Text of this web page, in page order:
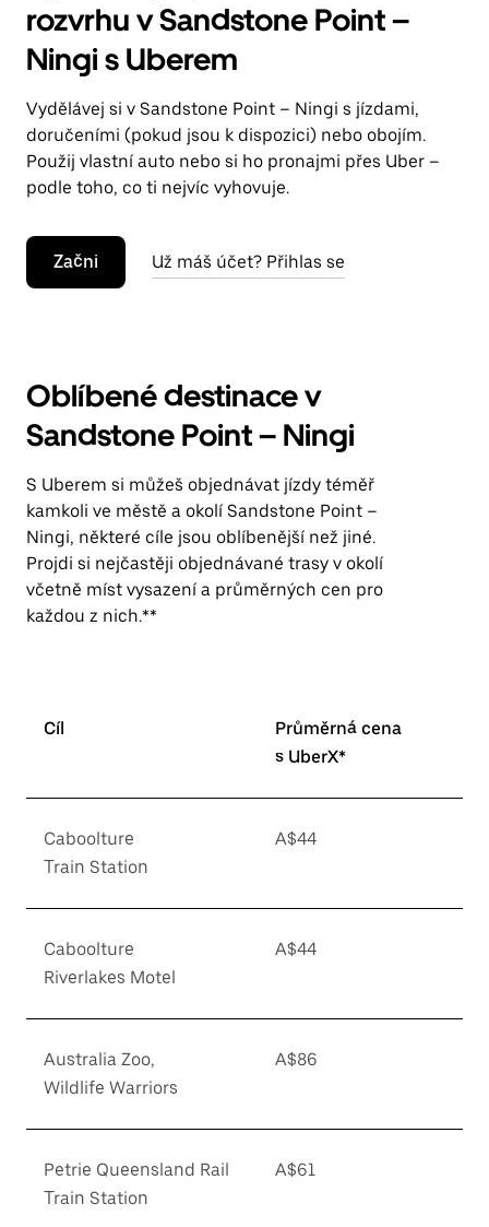
rozvrhu v Sandstone Point –
Ningi s Uberem
Vydělávej si v Sandstone Point – Ningi s jízdami,
doručeními (pokud jsou k dispozici) nebo obojím.
Použij vlastní auto nebo si ho pronajmi přes Uber –
podle toho, co ti nejvíc vyhovuje.
Začni Už máš účet? Přihlas se
Oblíbené destinace v
Sandstone Point – Ningi
S Uberem si můžeš objednávat jízdy téměř
kamkoli ve městě a okolí Sandstone Point –
Ningi, některé cíle jsou oblíbenější než jiné.
Projdi si nejčastěji objednávané trasy v okolí
včetně míst vysazení a průměrných cen pro
každou z nich.**
Cíl
Průměrná cena
s UberX*
Caboolture
Train Station
A$44
Caboolture
Riverlakes Motel
A$44
Australia Zoo,
Wildlife Warriors
A$86
Petrie Queensland Rail
Train Station
A$61